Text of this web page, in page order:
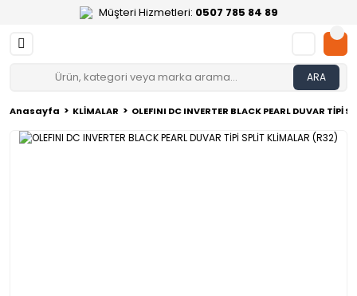
Müşteri Hizmetleri: 0507 785 84 89
ARA
Anasayfa KLİMALAR OLEFINI DC INVERTER BLACK PEARL DUVAR TİPİ